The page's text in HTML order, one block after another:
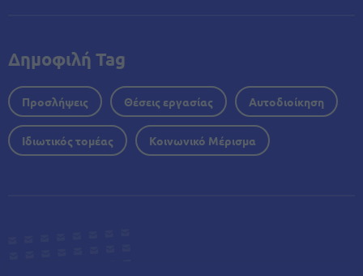
Δημοφιλή Tag
Προσλήψεις Θέσεις εργασίας Αυτοδιοίκηση
Ιδιωτικός τομέας Κοινωνικό Μέρισμα